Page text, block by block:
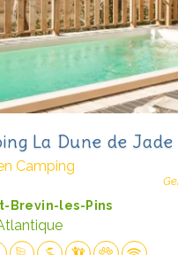
La Dune de Jade
Camping
Brevin-les-Pins